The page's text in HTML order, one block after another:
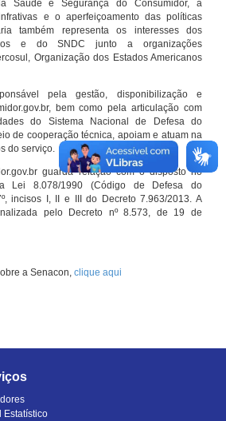
Saúde e Segurança do Consumidor, a
e o aperfeiçoamento das políticas
também representa os interesses dos
e do SNDC junto a organizações
Organização dos Estados Americanos
pela gestão, disponibilização e
bem como pela articulação com
do Sistema Nacional de Defesa do
de cooperação técnica, apoiam e atuam na
do serviço.
guarda relação com o disposto no
Lei 8.078/1990 (Código de Defesa do
incisos I, II e III do Decreto 7.963/2013. A
pelo Decreto nº 8.573, de 19 de
a Senacon, clique aqui
Estatístico